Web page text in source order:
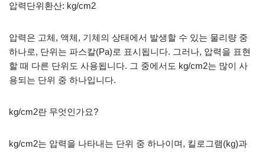
압력단위환산: kg/cm2
압력은 고체, 액체, 기체의 상태에서 발생할 수 있는 물리량 중
하나로, 단위는 파스칼(Pa)로 표시됩니다. 그러나, 압력을 표현
할 때 다른 단위도 사용됩니다. 그 중에서도 kg/cm2는 많이 사
용되는 단위 중 하나입니다.
kg/cm2란 무엇인가요?
kg/cm2는 압력을 나타내는 단위 중 하나이며, 킬로그램(kg)과